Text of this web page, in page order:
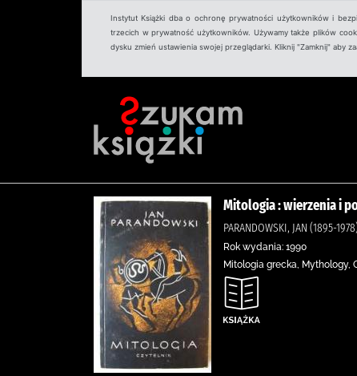
Instytut Książki dba o ochronę prywatności użytkowników i
trzecich w prywatność użytkowników. Używamy także plików
dysku zmień ustawienia swojej przeglądarki. Kliknij "Zamknij" aby
Mitologia : wierzenia i
PARANDOWSKI, JAN (1895-
Rok wydania: 1990
Mitologia grecka, Mythology,